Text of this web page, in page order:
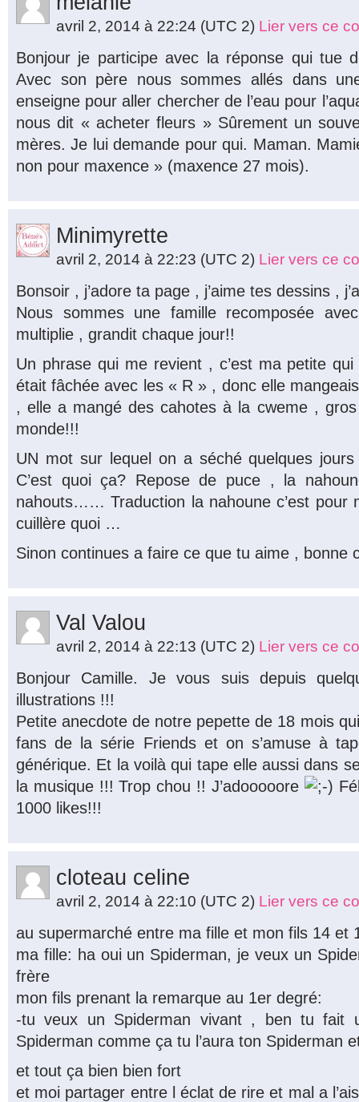
avril 2, 2014 à 22:24 (UTC 2) Lier vers ce
Bonjour je participe avec la réponse qui tue
Avec son père nous sommes allés dans
enseigne pour aller chercher de l’eau pour
nous dit « acheter fleurs » Sûrement un
mères. Je lui demande pour qui. Maman.
non pour maxence » (maxence 27 mois).
Minimyrette
avril 2, 2014 à 22:23 (UTC 2) Lier vers ce
Bonsoir , j’adore ta page , j’aime tes dessins ,
Nous sommes une famille recomposée
multiplie , grandit chaque jour!!
Un phrase qui me revient , c’est ma petite
était fâchée avec les « R » , donc elle
, elle a mangé des cahotes à la cweme ,
monde!!!
UN mot sur lequel on a séché quelques
C’est quoi ça? Repose de puce , la
nahouts…… Traduction la nahoune c’est pour
cuillère quoi …
Sinon continues a faire ce que tu aime , bonne
Val Valou
avril 2, 2014 à 22:13 (UTC 2) Lier vers ce
Bonjour Camille. Je vous suis depuis
illustrations !!!
Petite anecdote de notre pepette de 18 mois
fans de la série Friends et on s’amuse à
générique. Et la voilà qui tape elle aussi dans
la musique !!! Trop chou !! J’adooooore
1000 likes!!!
cloteau celine
avril 2, 2014 à 22:10 (UTC 2) Lier vers ce
au supermarché entre ma fille et mon fils 14 et
ma fille: ha oui un Spiderman, je veux un
frère
mon fils prenant la remarque au 1er degré:
-tu veux un Spiderman vivant , ben tu fait
Spiderman comme ça tu l’aura ton Spiderman
et tout ça bien bien fort
et moi partager entre l éclat de rire et mal a